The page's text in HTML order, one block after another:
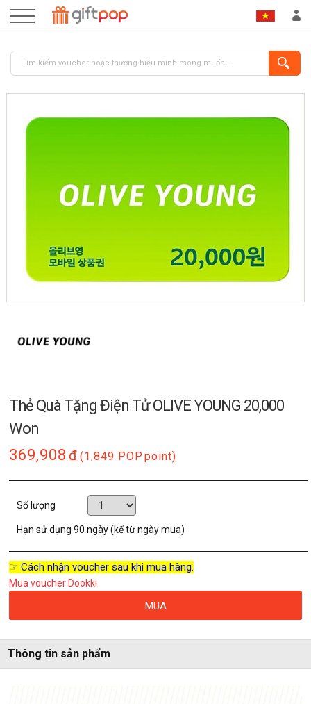
ĐĂNG NHẬP ĐĂNG KÝ
Thẻ Quà Tặng Điện Tử OLIVE YOUNG 20,000
Won
369,908 đ (1,849 POP point)
Số lượng
Hạn sử dụng90 ngày (kể từ ngày mua)
☞ Cách nhận voucher sau khi mua hàng.
Mua voucher Dookki
MUA
Thông tin sản phẩm